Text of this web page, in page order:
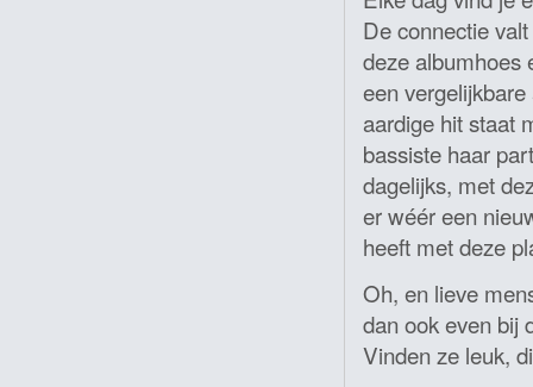
De connectie
deze albumhoes
een
aardige hit staat
bassiste haar
dagelijks, met
er wéér een
heeft met deze
Oh, en lieve
dan ook even bij
Vinden ze leuk,